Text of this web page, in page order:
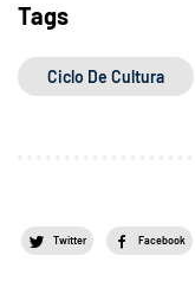
Tags
Ciclo De Cultura
Twitter Facebook